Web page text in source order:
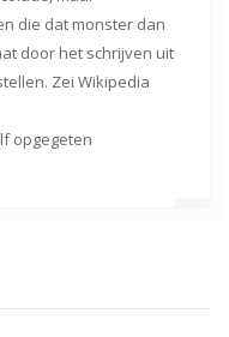
die dat monster dan
door het schrijven uit
Zei Wikipedia
opgegeten